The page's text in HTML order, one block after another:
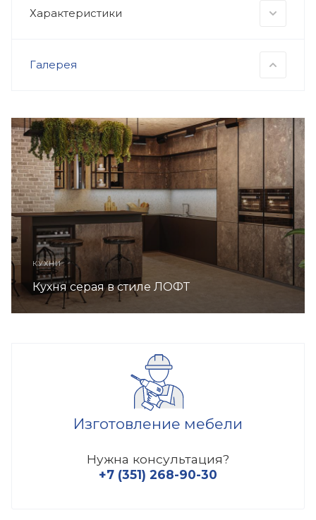
Характеристики
Галерея
КУХНИ
Кухня серая в стиле ЛОФТ
Изготовление мебели
Нужна консультация?
+7 (351) 268-90-30